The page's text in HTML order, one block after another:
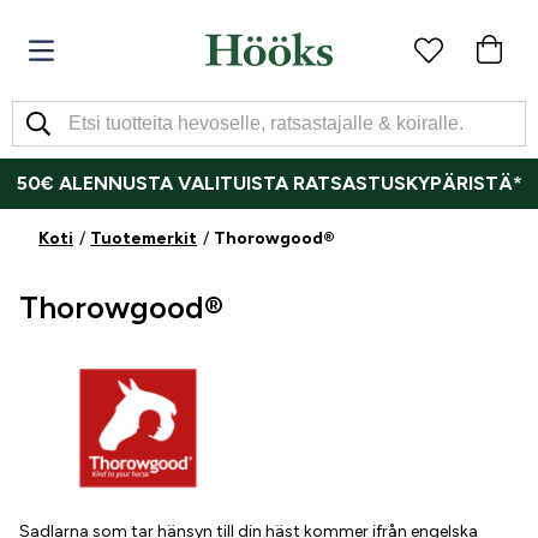
50€ ALENNUSTA VALITUISTA RATSASTUSKYPÄRISTÄ*
Koti Tuotemerkit Thorowgood®
Thorowgood®
Sadlarna som tar hänsyn till din häst kommer ifrån engelska